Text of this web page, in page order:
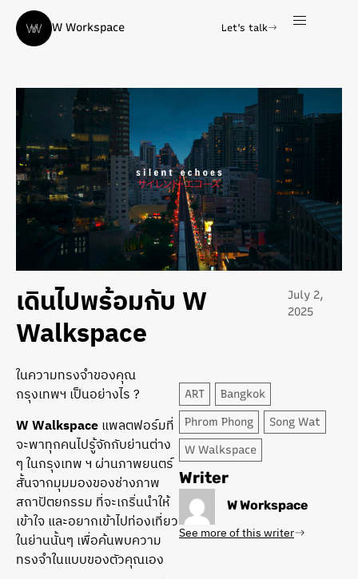
W Workspace Let's talk
เดินไปพร้อมกับ W
Walkspace
July 2,
2025
ART Bangkok
Phrom Phong Song Wat
W Walkspace
Writer
W Workspace
See more of this writer
ในความทรงจำของคุณ
กรุงเทพฯ เป็นอย่างไร ?
W Walkspaceแพลตฟอร์มที่
จะพาทุกคนไปรู้จักกับย่านต่าง
ๆ ในกรุงเทพ ฯ ผ่านภาพยนตร์
สั้นจากมุมมองของช่างภาพ
สถาปัตยกรรม ที่จะเกริ่นนำให้
เข้าใจ และอยากเข้าไปท่องเที่ยว
ในย่านนั้นๆ เพื่อค้นพบความ
ทรงจำในแบบของตัวคุณเอง